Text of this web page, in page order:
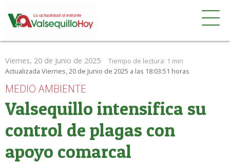
Viernes, 20 de Junio de 2025 Tiempo de lectura: 1 min
Actualizada Viernes, 20 de Junio de 2025 a las 18:03:51 horas
MEDIO AMBIENTE
Valsequillo intensifica su
control de plagas con
apoyo comarcal